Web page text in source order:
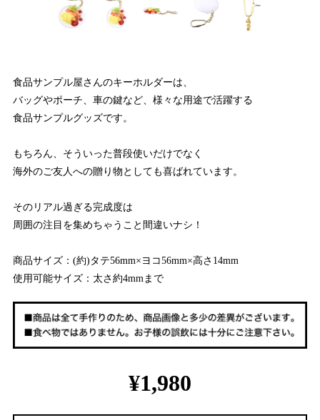
食品サンプル屋さんのキーホルダーは、
バッグやポーチ、車の鍵など、様々な用途で活躍する
食品サンプルグッズです。
もちろん、そういった普段使いだけでなく
海外のご友人への贈り物としても喜ばれています。
そのリアル過ぎる完成度は
周囲の注目を集めちゃうこと間違いナシ！
商品サイズ：(約)タテ56mm×ヨコ56mm×高さ14mm
使用可能サイズ：太さ約4mmまで
¥1,980